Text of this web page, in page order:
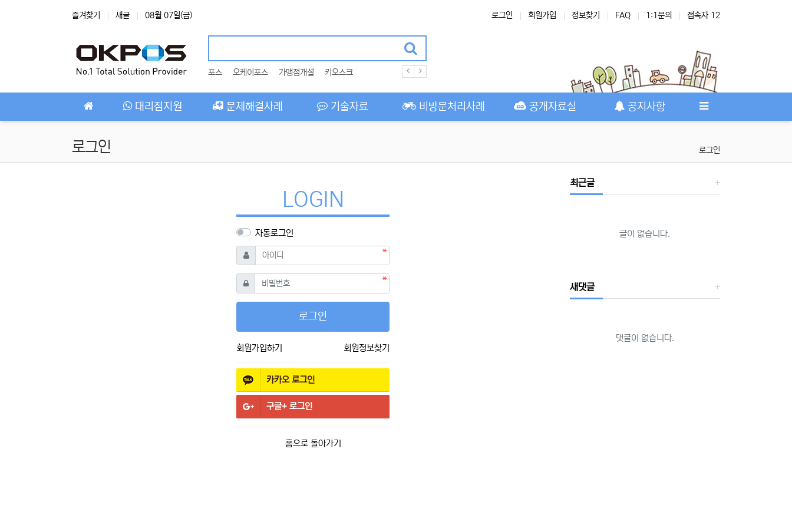
즐겨찾기 새글 08월 07일(금) 로그인 회원가입 정보찾기 FAQ 1:1문의 접속자 12
포스 오케이포스 가맹점개설 키오스크
대리점지원 문제해결사례 기술자료 비방문처리사례 공개자료실 공지사항
로그인 로그인
LOGIN
자동로그인
아이디
필수
비밀번호필수
로그인
회원가입하기 회원정보찾기
카카오로그인
구글+ 로그인
홈으로 돌아가기
최근글
글이 없습니다.
새댓글
댓글이 없습니다.